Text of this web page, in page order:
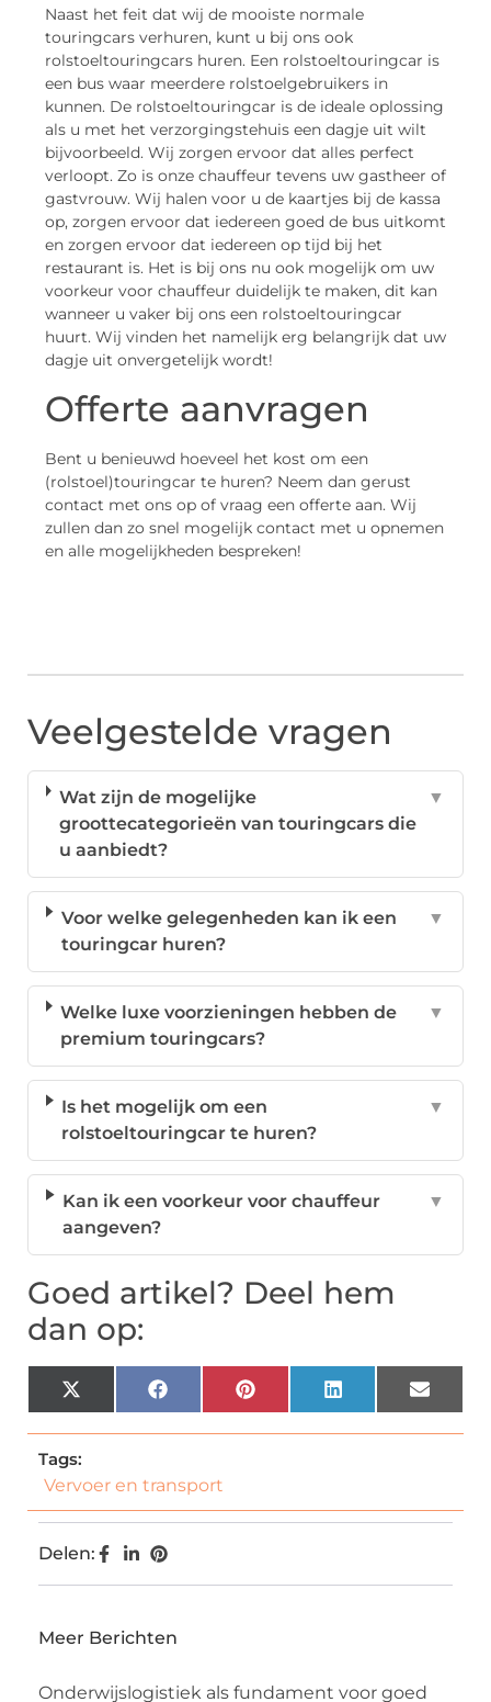
Naast het feit dat wij de mooiste normale
touringcars verhuren, kunt u bij ons ook
rolstoeltouringcars huren. Een rolstoeltouringcar is
een bus waar meerdere rolstoelgebruikers in
kunnen. De rolstoeltouringcar is de ideale oplossing
als u met het verzorgingstehuis een dagje uit wilt
bijvoorbeeld. Wij zorgen ervoor dat alles perfect
verloopt. Zo is onze chauffeur tevens uw gastheer of
gastvrouw. Wij halen voor u de kaartjes bij de kassa
op, zorgen ervoor dat iedereen goed de bus uitkomt
en zorgen ervoor dat iedereen op tijd bij het
restaurant is. Het is bij ons nu ook mogelijk om uw
voorkeur voor chauffeur duidelijk te maken, dit kan
wanneer u vaker bij ons een rolstoeltouringcar
huurt. Wij vinden het namelijk erg belangrijk dat uw
dagje uit onvergetelijk wordt!
Offerte aanvragen
Bent u benieuwd hoeveel het kost om een
(rolstoel)touringcar te huren? Neem dan gerust
contact met ons op of vraag een offerte aan. Wij
zullen dan zo snel mogelijk contact met u opnemen
en alle mogelijkheden bespreken!
Veelgestelde vragen
Wat zijn de mogelijke
groottecategorieën van touringcars die
u aanbiedt?
▼
Voor welke gelegenheden kan ik een
touringcar huren?
▼
Welke luxe voorzieningen hebben de
premium touringcars?
▼
Is het mogelijk om een
rolstoeltouringcar te huren?
▼
Kan ik een voorkeur voor chauffeur
aangeven?
▼
Goed artikel? Deel hem
dan op:
X
(Twitter)
FacebookPinterestLinkedIn Email
Tags:
Vervoer en transport
Delen:
Meer Berichten
Onderwijslogistiek als fundament voor goed